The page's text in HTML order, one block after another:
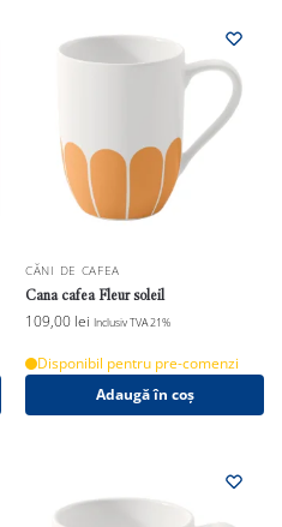
CĂNI DE CAFEA
Cana cafea Fleur soleil
109,00 lei Inclusiv TVA 21%
Disponibil pentru pre-comenzi
Adaugă în coș